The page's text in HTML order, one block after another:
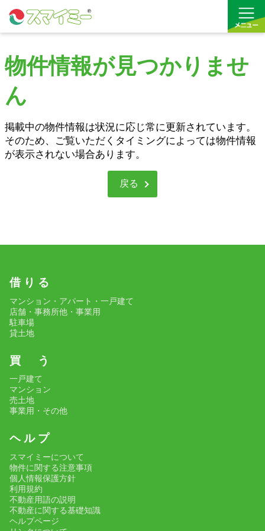
借りる
買う
お気に入り
物件情報が見つかりませ
ん
掲載中の物件情報は状況に応じ常に更新されています。
そのため、ご覧いただくタイミングによっては物件情報
が表示されない場合あります。
戻る
借 り る
マンション・アパート・一戸建て
店舗・事務所他・事業用
駐車場
貸土地
買 う
一戸建て
マンション
売土地
事業用・その他
ヘ ル プ
スマイミーについて
物件に関する注意事項
個人情報保護方針
利用規約
不動産用語の説明
不動産に関する基礎知識
ヘルプページ